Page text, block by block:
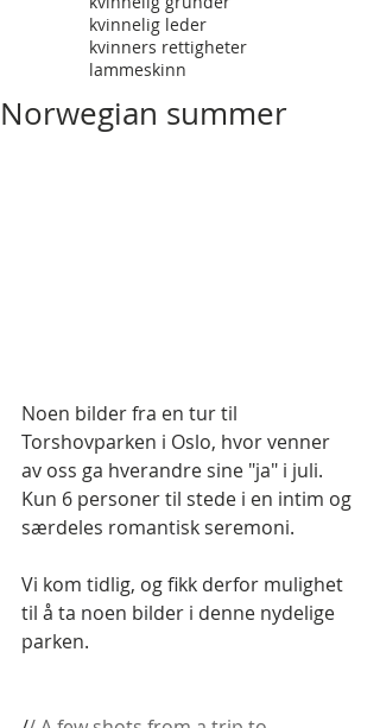
kvinnelig leder
kvinners rettigheter
lammeskinn
Norwegian summer
Noen bilder fra en tur til
Torshovparken i Oslo, hvor venner
av oss ga hverandre sine "ja" i juli.
Kun 6 personer til stede i en intim og
særdeles romantisk seremoni.
Vi kom tidlig, og fikk derfor mulighet
til å ta noen bilder i denne nydelige
parken.